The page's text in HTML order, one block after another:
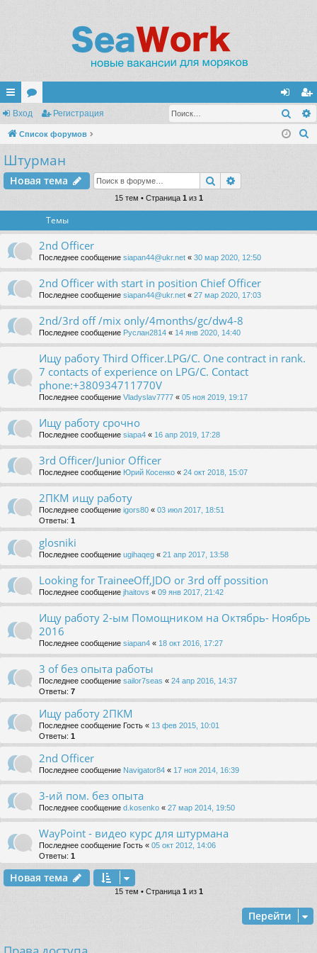
с
ы
лк
ор
ум
ы
хо
д
ег
ис
Вход Регистрация
Список форумов
Штурман
Новая тема Поиск
15 тем • Страница 1из 1
Темы
2nd Officer
Последнее сообщение siapan44@ukr.net « 30 мар 2020, 12:50
2nd Officer with start in position Chief Officer
Последнее сообщение siapan44@ukr.net « 27 мар 2020, 17:03
2nd/3rd off /mix only/4months/gc/dw4-8
Последнее сообщение Руслан2814 « 14 янв 2020, 14:40
Ищу работу Third Officer.LPG/C. One contract in rank.
7 contacts of experience on LPG/C. Contact
phone:+380934711770V
Последнее сообщение Vladyslav7777 « 05 ноя 2019, 19:17
Ищу работу срочно
Последнее сообщение siapa4 « 16 апр 2019, 17:28
3rd Officer/Junior Officer
Последнее сообщение Юрий Косенко « 24 окт 2018, 15:07
2ПКМ ищу работу
Последнее сообщение igors80 « 03 июл 2017, 18:51
Ответы: 1
glosniki
Последнее сообщение ugihaqeg « 21 апр 2017, 13:58
Looking for TraineeOff,JDO or 3rd off possition
Последнее сообщение jhaitovs « 09 янв 2017, 21:42
Ищу работу 2-ым Помощником на Октябрь- Ноябрь
2016
Последнее сообщение siapan4 « 18 окт 2016, 17:27
3 of без опыта работы
Последнее сообщение sailor7seas « 24 апр 2016, 14:37
Ответы: 7
Ищу работу 2ПКМ
Последнее сообщение Гость « 13 фев 2015, 10:01
Ответы: 1
2nd Officer
Последнее сообщение Navigator84 « 17 ноя 2014, 16:39
3-ий пом. без опыта
Последнее сообщение d.kosenko « 27 мар 2014, 19:50
WayPoint - видео курс для штурмана
Последнее сообщение Гость « 05 окт 2012, 14:06
Ответы: 1
Новая тема
15 тем • Страница 1из 1
Перейти